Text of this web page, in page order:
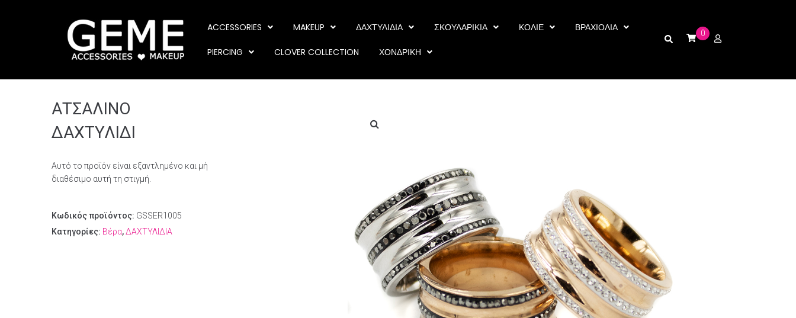
ACCESSORIES MAKEUP ΔΑΧΤΥΛΙΔΙΑ ΣΚΟΥΛΑΡΙΚΙΑ ΚΟΛΙΕ ΒΡΑΧΙΟΛΙΑ
PIERCING CLOVER COLLECTION ΧΟΝΔΡΙΚΗ
0
ΑΤΣΑΛΙΝΟ
ΔΑΧΤΥΛΙΔΙ
Αυτό το προϊόν είναι εξαντλημένο και μή
διαθέσιμο αυτή τη στιγμή.
Κωδικός προϊόντος: GSSER1005
Κατηγορίες: Βέρα,ΔΑΧΤΥΛΙΔΙΑ